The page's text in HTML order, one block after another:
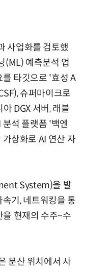
사업화를 검토했
(ML) 예측분석 업
를 타깃으로 '효성 A
슈퍼마이크로
DGX 서버, 래블
석 플랫폼 '백엔
상화로 AI 연산 자
System)을 발
기, 네트워킹을 통
현재의 수주~수
분산 위치에서 사